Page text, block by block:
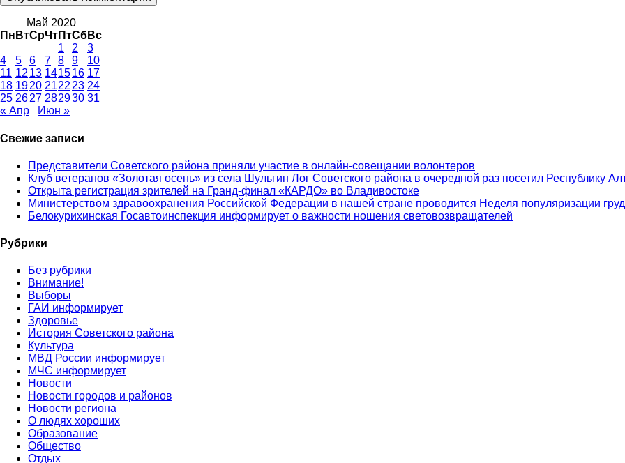
Май 2020
Пн ВтСрЧтПтСбВс
1
2
3
4
5 6 7 8 9
10
11 12 13 141516 17
18 1920 2122 23 24
25 2627 282930 31
« Апр
Июн »
Свежие записи
Представители Советского района приняли участие в онлайн-совещании волонтеров
Клуб ветеранов «Золотая осень» из села Шульгин Лог Советского района в очередной раз посетил Республику
Открыта регистрация зрителей на Гранд-финал «КАРДО» во Владивостоке
Министерством здравоохранения Российской Федерации в нашей стране проводится Неделя популяризации
Белокурихинская Госавтоинспекция информирует о важности ношения световозвращателей
Рубрики
Без рубрики
Внимание!
Выборы
ГАИ информирует
Здоровье
История Советского района
Культура
МВД России информирует
МЧС информирует
Новости
Новости городов и районов
Новости региона
О людях хороших
Образование
Общество
Отдых